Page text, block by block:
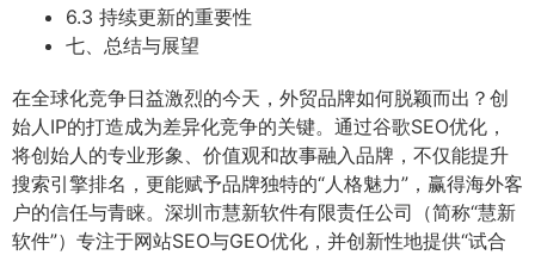
6.3 持续更新的重要性
七、总结与展望
在全球化竞争日益激烈的今天，外贸品牌如何脱颖而出？创
始人IP的打造成为差异化竞争的关键。通过谷歌SEO优化，
将创始人的专业形象、价值观和故事融入品牌，不仅能提升
搜索引擎排名，更能赋予品牌独特的“人格魅力”，赢得海外客
户的信任与青睐。深圳市慧新软件有限责任公司（简称“慧新
软件”）专注于网站SEO与GEO优化，并创新性地提供“试合